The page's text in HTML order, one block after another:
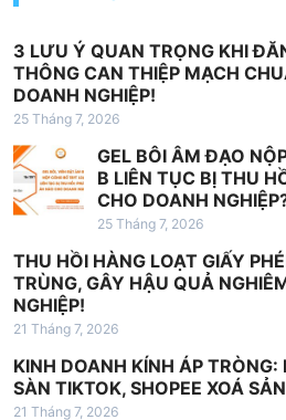
b
à
i
v
i
t
3 LƯU Ý QUAN TRỌNG KHI
THÔNG CAN THIỆP MẠCH
DOANH NGHIỆP!
25 Tháng 7, 2026
GEL BÔI ÂM ĐẠO
B LIÊN TỤC BỊ THU
CHO DOANH
25 Tháng 7, 2026
THU HỒI HÀNG LOẠT GIẤY
TRÙNG, GÂY HẬU QUẢ
NGHIỆP!
21 Tháng 7, 2026
KINH DOANH KÍNH ÁP
SÀN TIKTOK, SHOPEE XOÁ
21 Tháng 7, 2026